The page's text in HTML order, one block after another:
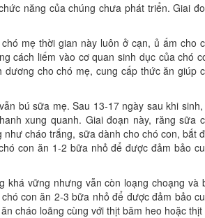
năng của chúng chưa phát triển. Giai
mẹ thời gian này luôn ở cạn, ủ ấm cho
cách liếm vào cơ quan sinh dục của chó
cho chó mẹ, cung cấp thức ăn giúp
bú sữa mẹ. Sau 13-17 ngày sau khi
xung quanh. Giai đoạn này, răng sữa
cháo trắng, sữa dành cho chó con, bắt
con ăn 1-2 bữa nhỏ để được đảm bảo
khá vững nhưng vẫn còn loạng choạng và
con ăn 2-3 bữa nhỏ để được đảm bảo
cháo loãng cùng với thịt băm heo hoặc thịt